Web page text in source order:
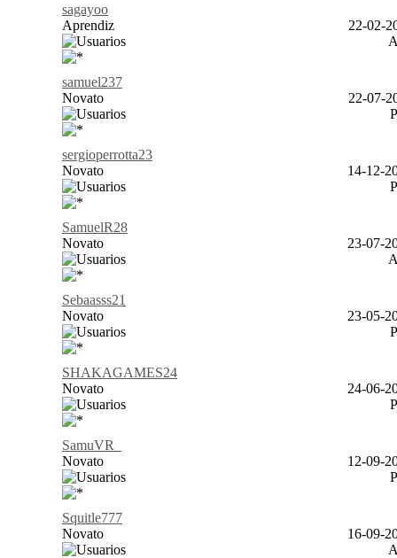
sagayoo
Aprendiz
22-02-
samuel237
Novato
22-07-
sergioperrotta23
Novato
14-12-
SamuelR28
Novato
23-07-
Sebaasss21
Novato
23-05-
SHAKAGAMES24
Novato
24-06-
SamuVR_
Novato
12-09-
Squitle777
Novato
16-09-